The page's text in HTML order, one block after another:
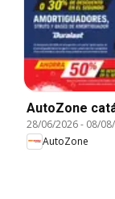
AutoZone
28/06/2026- 08/
AutoZone